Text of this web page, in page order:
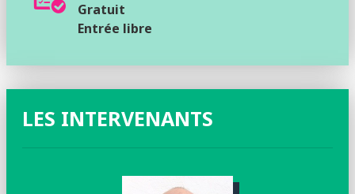
Gratuit
Entrée libre
LES INTERVENANTS